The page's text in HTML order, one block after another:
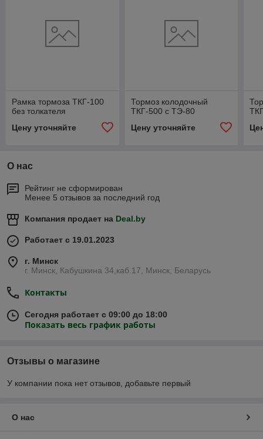
Рамка тормоза ТКГ-100
без толкателя
Цену уточняйте
Тормоз колодочный
ТКГ-500 с ТЭ-80
Цену уточняйте
О нас
Рейтинг не сформирован
Менее 5 отзывов за последний год
Компания продает на Deal.by
Работает с 19.01.2023
г. Минск
г. Минск, Кабушкина 34,каб.17, Минск, Беларусь
Контакты
Сегодня работает с 09:00 до 18:00
Показать весь график работы
Отзывы о магазине
У компании пока нет отзывов, добавьте первый
О нас